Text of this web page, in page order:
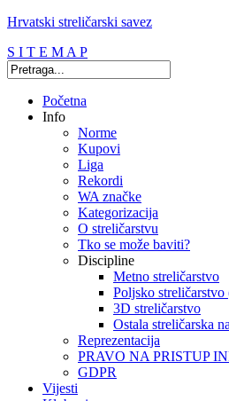
Hrvatski streličarski savez
S I T E M A P
Početna
Info
Norme
Kupovi
Liga
Rekordi
WA značke
Kategorizacija
O streličarstvu
Tko se može baviti?
Discipline
Metno streličarstvo
Poljsko
3D streličarstvo
Ostala streličarska
Reprezentacija
PRAVO NA PRISTUP
GDPR
Vijesti